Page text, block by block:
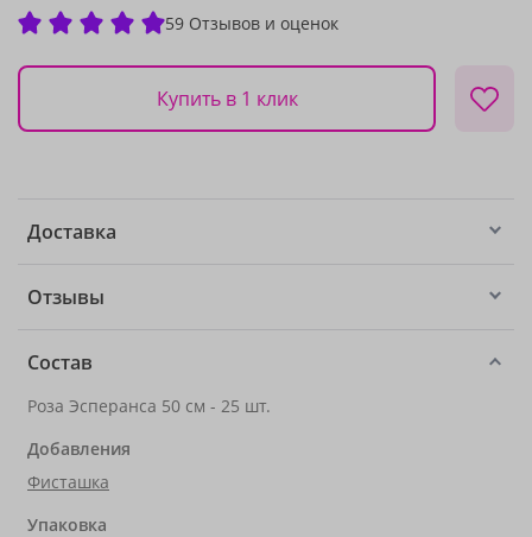
59 Отзывов и оценок
Купить в 1 клик
Доставка
Отзывы
Состав
Роза Эсперанса 50 см - 25 шт.
Добавления
Фисташка
Упаковка